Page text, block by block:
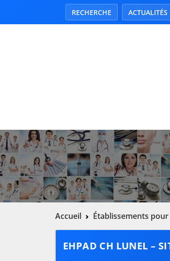
RECHERCHE ACTUALITÉS
Accueil Établissements
EHPAD CH LUNEL –